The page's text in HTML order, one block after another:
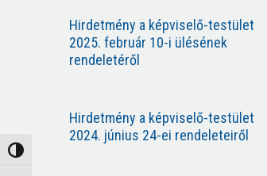
Nagy kontraszt váltása
Hirdetmény a képviselő-testület
2025. február 10-i ülésének
rendeletéről
Hirdetmény a képviselő-testület
2024. június 24-ei rendeleteiről